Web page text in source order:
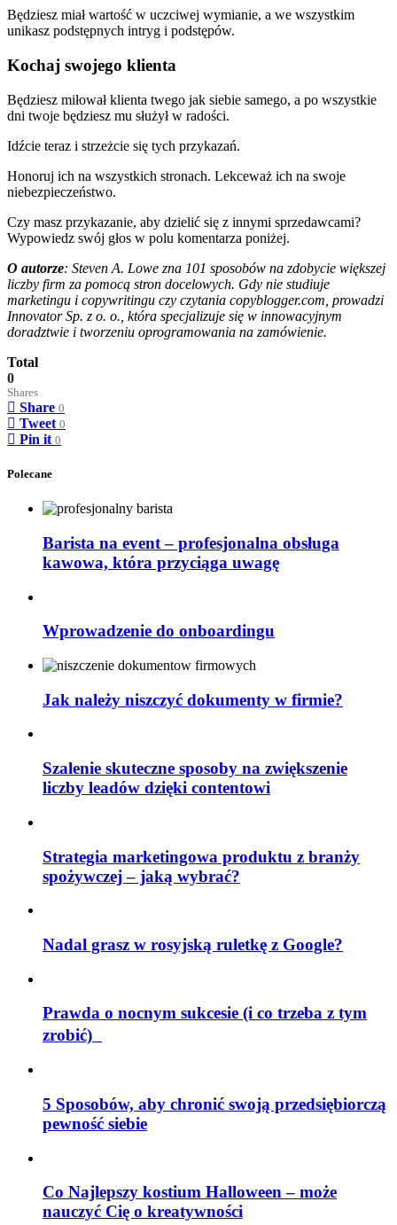
Będziesz miał wartość w uczciwej wymianie, a we wszystkim
unikasz podstępnych intryg i podstępów.
Kochaj swojego klienta
Będziesz miłował klienta twego jak siebie samego, a po wszystkie
dni twoje będziesz mu służył w radości.
Idźcie teraz i strzeżcie się tych przykazań.
Honoruj ich na wszystkich stronach. Lekceważ ich na swoje
niebezpieczeństwo.
Czy masz przykazanie, aby dzielić się z innymi sprzedawcami?
Wypowiedz swój głos w polu komentarza poniżej.
O autorze: Steven A. Lowe zna 101 sposobów na zdobycie większej
liczby firm za pomocą stron docelowych. Gdy nie studiuje
marketingu i copywritingu czy czytania copyblogger.com, prowadzi
Innovator Sp. z o. o., która specjalizuje się w innowacyjnym
doradztwie i tworzeniu oprogramowania na zamówienie.
Total
0
Shares
Share 0
Tweet 0
Pin it 0
Polecane
Barista na event – profesjonalna obsługa
kawowa, która przyciąga uwagę
Wprowadzenie do onboardingu
Jak należy niszczyć dokumenty w firmie?
Szalenie skuteczne sposoby na zwiększenie
liczby leadów dzięki contentowi
Strategia marketingowa produktu z branży
spożywczej – jaką wybrać?
Nadal grasz w rosyjską ruletkę z Google?
Prawda o nocnym sukcesie (i co trzeba z tym
zrobić)
5 Sposobów, aby chronić swoją przedsiębiorczą
pewność siebie
Co Najlepszy kostium Halloween – może
nauczyć Cię o kreatywności